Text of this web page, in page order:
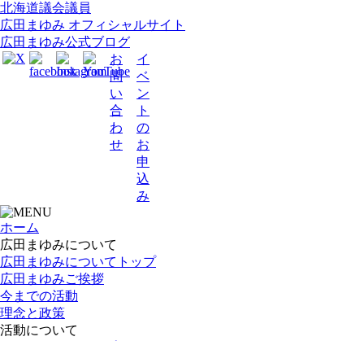
北海道議会議員
広田まゆみ オフィシャルサイト
広田まゆみ公式ブログ
お
問
い
合
わ
せ
イ
ベ
ン
ト
の
お
申
込
み
ホーム
広田まゆみについて
広田まゆみについてトップ
広田まゆみご挨拶
今までの活動
理念と政策
活動について